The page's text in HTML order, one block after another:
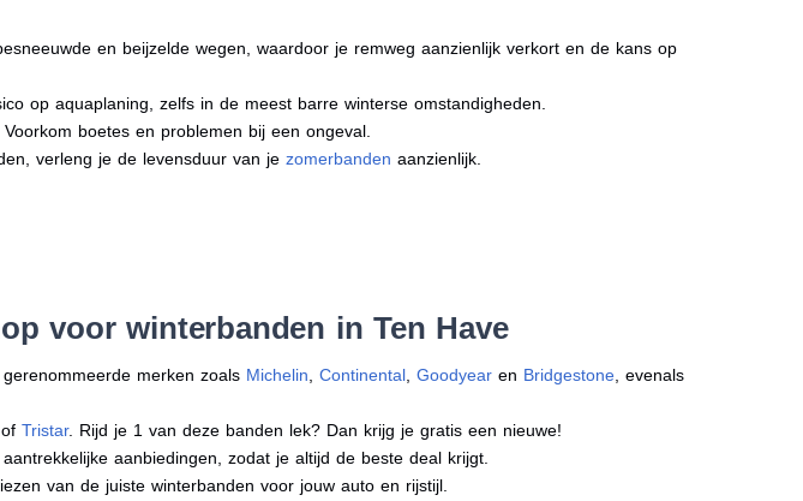
en beijzelde wegen, waardoor je remweg aanzienlijk verkort en de kans op
op aquaplaning, zelfs in de meest barre winterse omstandigheden.
boetes en problemen bij een ongeval.
verleng je de levensduur van jezomerbanden aanzienlijk.
voor winterbanden in Ten Have
merken zoals Michelin ,Continental ,Goodyear en Bridgestone , evenals
ofTristar. Rijd je 1 van deze banden lek? Dan krijg je gratis een nieuwe!
aanbiedingen, zodat je altijd de beste deal krijgt.
van de juiste winterbanden voor jouw auto en rijstijl.